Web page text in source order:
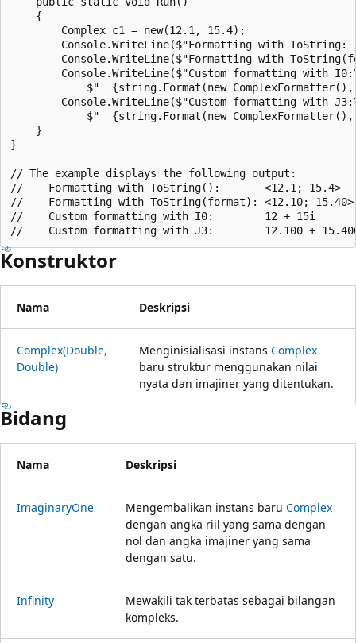
    {
        Complex c1 = new(12.1, 15.4);
Console.WriteLine($"Formatting with ToString:
Console.WriteLine($"Formatting with
Console.WriteLine($"Custom formatting with
$"  {string.Format(new
Console.WriteLine($"Custom formatting with
$"  {string.Format(new
    }
}
// The example displays the following output:
//    Formatting with ToString():       <12.1; 15.4>
//    Formatting with ToString(format): <12.10; 15.40>
//    Custom formatting with I0:        12 + 15i
Konstruktor
Nama Deskripsi
Complex(Double,
Double)
Menginisialisasi instans Complex
baru struktur menggunakan nilai
nyata dan imajiner yang ditentukan.
Bidang
Nama Deskripsi
ImaginaryOne Mengembalikan instans baru Complex
dengan angka riil yang sama dengan
nol dan angka imajiner yang sama
dengan satu.
Infinity
Mewakili tak terbatas sebagai bilangan
kompleks.